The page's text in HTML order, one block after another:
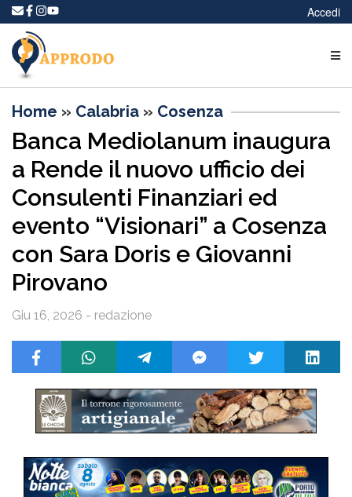
Accedi
Home » Calabria » Cosenza
Banca Mediolanum inaugura
a Rende il nuovo ufficio dei
Consulenti Finanziari ed
evento “Visionari” a Cosenza
con Sara Doris e Giovanni
Pirovano
Giu 16, 2026 - redazione